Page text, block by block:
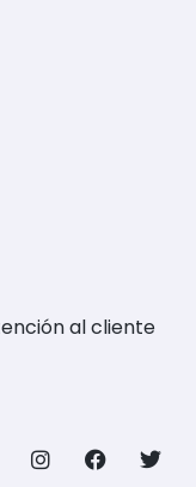
al cliente